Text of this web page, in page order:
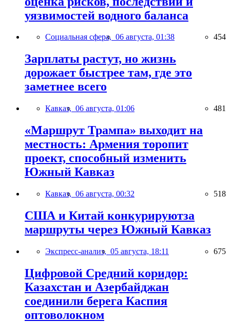
уязвимостей водного баланса
Социальная сфера, 06 августа, 01:38 454
Зарплаты растут, но жизнь
дорожает быстрее там, где это
заметнее всего
Кавказ, 06 августа, 01:06 481
«Маршрут Трампа» выходит на
местность: Армения торопит
проект, способный изменить
Южный Кавказ
Кавказ, 06 августа, 00:32 518
США и Китай конкурируютза
маршруты через Южный Кавказ
Экспресс-анализ, 05 августа, 18:11 675
Цифровой Средний коридор:
Казахстан и Азербайджан
соединили берега Каспия
оптоволокном